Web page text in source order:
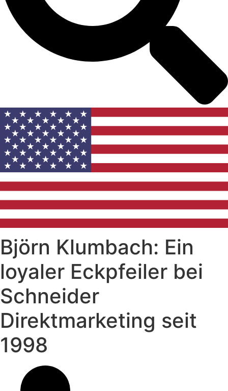
Björn Klumbach: Ein
loyaler Eckpfeiler bei
Schneider
Direktmarketing seit
1998